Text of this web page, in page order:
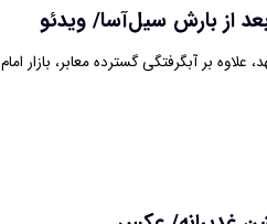
از بارش سیل‌‌آسا/ ویدئو
بر آبگرفتگی گسترده معابر، بازار امام